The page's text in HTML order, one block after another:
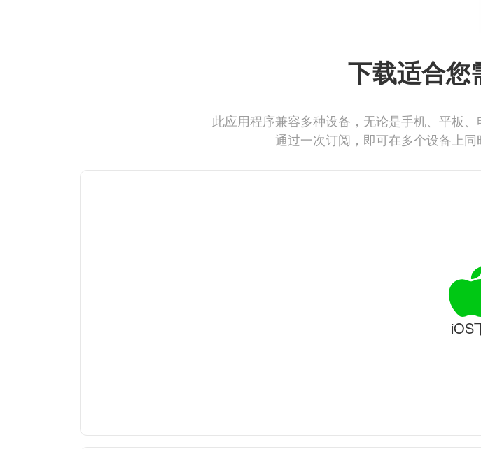
下载适合您
此应用程序兼容多种设备，无论是手机、平板
通过一次订阅，即可在多个设备上同
iOS